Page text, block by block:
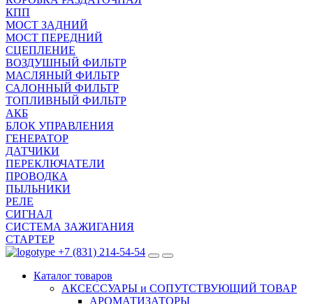
КПП
МОСТ ЗАДНИЙ
МОСТ ПЕРЕДНИЙ
СЦЕПЛЕНИЕ
ВОЗДУШНЫЙ ФИЛЬТР
МАСЛЯНЫЙ ФИЛЬТР
САЛОННЫЙ ФИЛЬТР
ТОПЛИВНЫЙ ФИЛЬТР
АКБ
БЛОК УПРАВЛЕНИЯ
ГЕНЕРАТОР
ДАТЧИКИ
ПЕРЕКЛЮЧАТЕЛИ
ПРОВОДКА
ПЫЛЬНИКИ
РЕЛЕ
СИГНАЛ
СИСТЕМА ЗАЖИГАНИЯ
СТАРТЕР
+7 (831) 214-54-54
Каталог товаров
АКСЕССУАРЫ и СОПУТСТВУЮЩИЙ ТОВАР
АРОМАТИЗАТОРЫ